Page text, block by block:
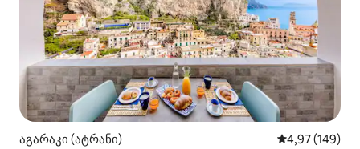
აგარაკი (ატრანი) საშუალო
4,97 (149)